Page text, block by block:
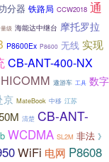
分器 铁路局 CCW2018 通
级 海能达中继台 摩托罗拉
P8600Ex P8600 无线 实现
CB-ANT-400-NX
遨游车 工具 数字
京 MateBook 中移 江苏
清楚 CB-ANT-
WCDMA SL2M 非法 》
WiFi 电网 P8608